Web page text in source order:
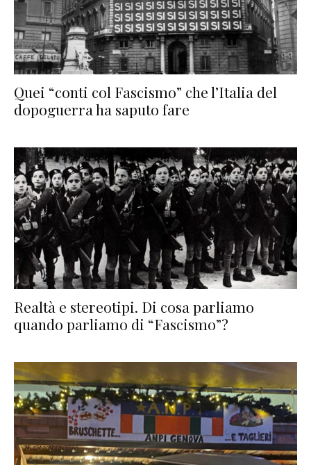
Quei “conti col Fascismo” che l’Italia del
dopoguerra ha saputo fare
Realtà e stereotipi. Di cosa parliamo
quando parliamo di “Fascismo”?